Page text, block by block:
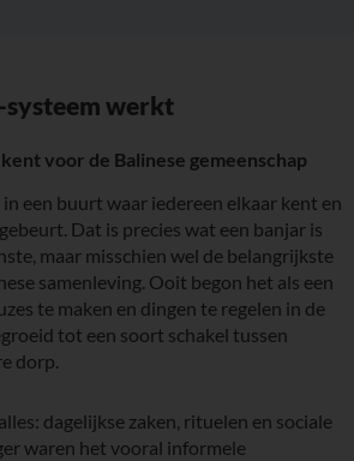
systeem werkt
voor de Balinese gemeenschap
een buurt waar iedereen elkaar kent en
Dat is precies wat een banjar is
maar misschien wel de belangrijkste
samenleving. Ooit begon het als een
te maken en dingen te regelen in de
tot een soort schakel tussen
dorp.
dagelijkse zaken, rituelen en sociale
waren het vooral informele